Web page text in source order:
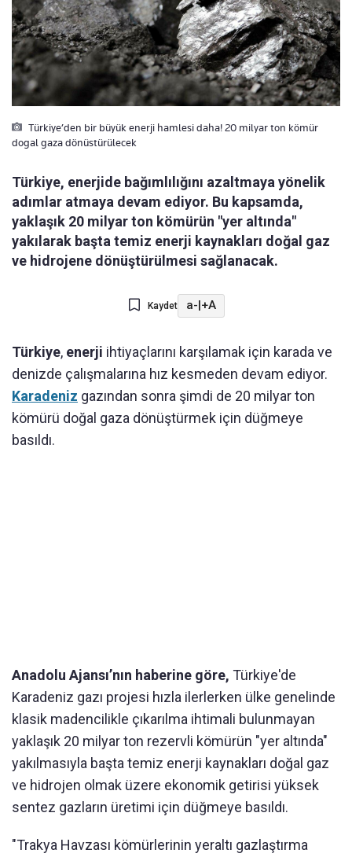
Türkiye’den bir büyük enerji hamlesi daha! 20 milyar ton kömür
dogal gaza dönüstürülecek
Türkiye, enerjide bağımlılığını azaltmaya yönelik
adımlar atmaya devam ediyor. Bu kapsamda,
yaklaşık 20 milyar ton kömürün "yer altında"
yakılarak başta temiz enerji kaynakları doğal gaz
ve hidrojene dönüştürülmesi sağlanacak.
Kaydet a-|+A
Türkiye, enerji ihtiyaçlarını karşılamak için karada ve
denizde çalışmalarına hız kesmeden devam ediyor.
Karadeniz gazından sonra şimdi de 20 milyar ton
kömürü doğal gaza dönüştürmek için düğmeye
basıldı.
Anadolu Ajansı’nın haberine göre, Türkiye'de
Karadeniz gazı projesi hızla ilerlerken ülke genelinde
klasik madencilikle çıkarılma ihtimali bulunmayan
yaklaşık 20 milyar ton rezervli kömürün "yer altında"
yakılmasıyla başta temiz enerji kaynakları doğal gaz
ve hidrojen olmak üzere ekonomik getirisi yüksek
sentez gazların üretimi için düğmeye basıldı.
"Trakya Havzası kömürlerinin yeraltı gazlaştırma